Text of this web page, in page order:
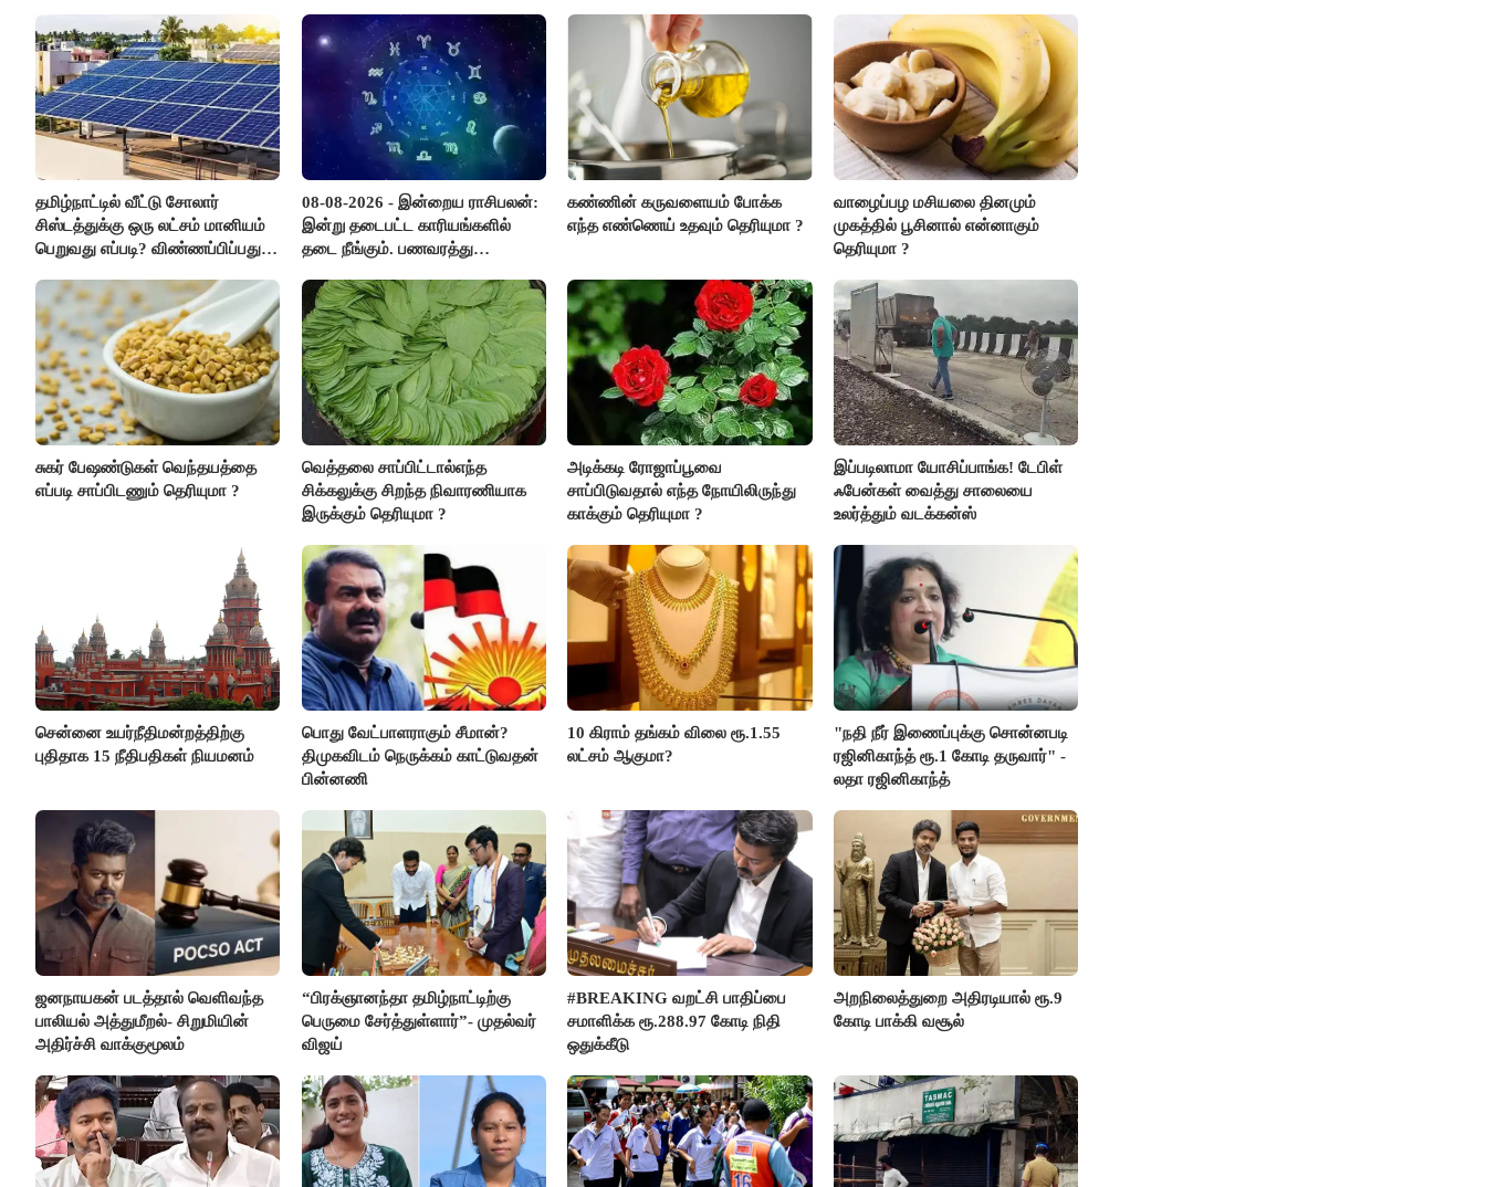
பதிலடி!
தமிழ்நாட்டில் வீட்டு சோலார்
சிஸ்டத்துக்கு ஒரு லட்சம் மானியம்
பெறுவது எப்படி? விண்ணப்பிப்பது
08-08-2026 - இன்றைய ராசிபலன்:
இன்று தடைபட்ட காரியங்களில்
தடை நீங்கும். பணவரத்து
எண்ணம் அதிகரிக்கும்..!
கண்ணின் கருவளையம் போக்க
எந்த எண்ணெய் உதவும் தெரியுமா ?
வாழைப்பழ மசியலை தினமும்
முகத்தில் பூசினால் என்னாகும்
தெரியுமா ?
சுகர் பேஷண்டுகள் வெந்தயத்தை
எப்படி சாப்பிடணும் தெரியுமா ?
வெத்தலை சாப்பிட்டால்எந்த
சிக்கலுக்கு சிறந்த நிவாரணியாக
இருக்கும் தெரியுமா ?
அடிக்கடி ரோஜாப்பூவை
சாப்பிடுவதால் எந்த நோயிலிருந்து
காக்கும் தெரியுமா ?
இப்படிலாமா யோசிப்பாங்க! டேபிள்
ஃபேன்கள் வைத்து சாலையை
உலர்த்தும் வடக்கன்ஸ்
சென்னை உயர்நீதிமன்றத்திற்கு
புதிதாக 15 நீதிபதிகள் நியமனம்
பொது வேட்பாளராகும் சீமான்?
திமுகவிடம் நெருக்கம் காட்டுவதன்
பின்னணி
10 கிராம் தங்கம் விலை ரூ.1.55
லட்சம் ஆகுமா?
"நதி நீர் இணைப்புக்கு சொன்னபடி
ரஜினிகாந்த் ரூ.1 கோடி தருவார்" -
லதா ரஜினிகாந்த்
ஜனநாயகன் படத்தால் வெளிவந்த
பாலியல் அத்துமீறல்- சிறுமியின்
அதிர்ச்சி வாக்குமூலம்
“பிரக்ஞானந்தா தமிழ்நாட்டிற்கு
பெருமை சேர்த்துள்ளார்”- முதல்வர்
விஜய்
#BREAKING வறட்சி பாதிப்பை
சமாளிக்க ரூ.288.97 கோடி நிதி
ஒதுக்கீடு
அறநிலைத்துறை அதிரடியால் ரூ.9
கோடி பாக்கி வசூல்